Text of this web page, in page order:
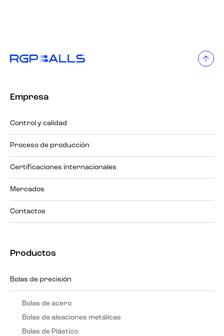
Empresa
Control y calidad
Proceso de producción
Certificaciones internacionales
Mercados
Contactos
Productos
Bolas de precisión
Bolas de acero
Bolas de aleaciones metálicas
Bolas de Plástico